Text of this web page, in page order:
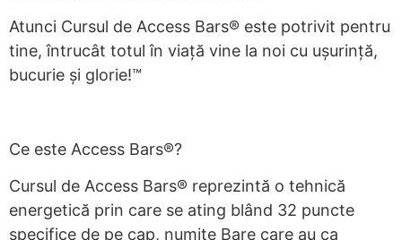
Atunci Cursul de Access Bars® este potrivit pentru
tine, întrucât totul în viață vine la noi cu ușurință,
bucurie și glorie!™
Ce este Access Bars®?
Cursul de Access Bars® reprezintă o tehnică
energetică prin care se ating blând 32 puncte
specifice de pe cap, numite Bare care au ca